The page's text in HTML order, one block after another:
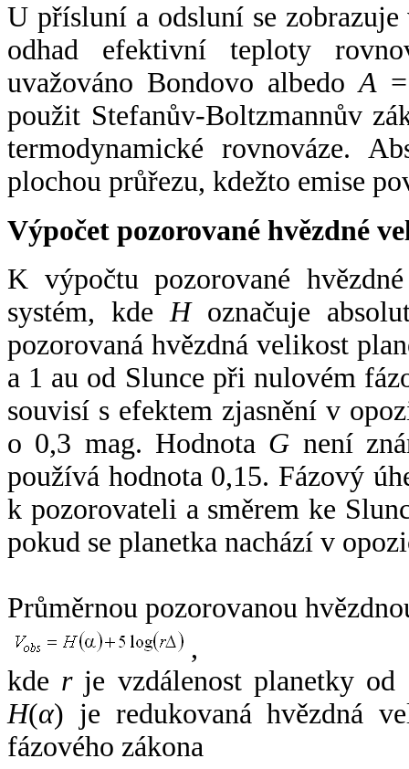
U přísluní a odsluní se
odhad efektivní teploty
uvažováno Bondovo albedoA
použit Stefanův-Boltzmannův
termodynamické rovnováze.
plochou průřezu, kdežto emise
Výpočet pozorované hvězdné
K výpočtu pozorované
systém, kde Hoznačuje
pozorovaná hvězdná velikost
a 1 au od Slunce při nulovém
souvisí s efektem zjasnění v
o 0,3 mag. Hodnota G není
používá hodnota 0,15. Fázový
k pozorovateli a směrem ke
pokud se planetka nachází v
Průměrnou pozorovanou
,
kde rje vzdálenost planetky od
H(α) je redukovaná hvězdná
fázového zákona